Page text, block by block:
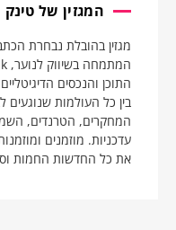
המגזין של טינק
מגזין בהובלת נבחרת
התוכן והנכסים
המחקרים, הטרנדים,
את כל החדשות החמות